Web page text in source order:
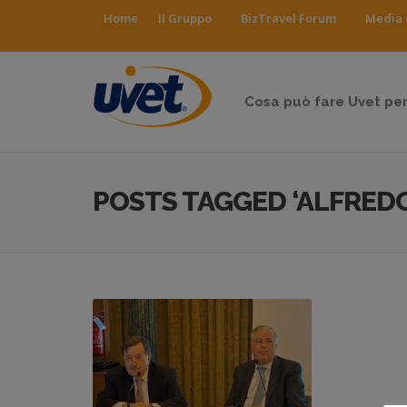
Home Il Gruppo BizTravel Forum Media
Cosa può fare Uvet
POSTS TAGGED